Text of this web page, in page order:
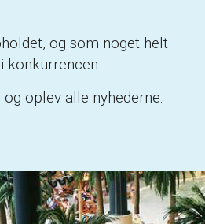
og som noget helt
oplev alle nyhederne.